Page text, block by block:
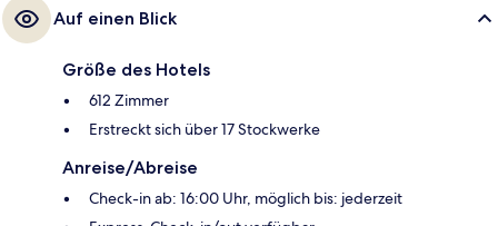
Auf einen Blick
Größe des Hotels
612 Zimmer
Erstreckt sich über 17 Stockwerke
Anreise/Abreise
Check-in ab: 16:00 Uhr, möglich bis: jederzeit